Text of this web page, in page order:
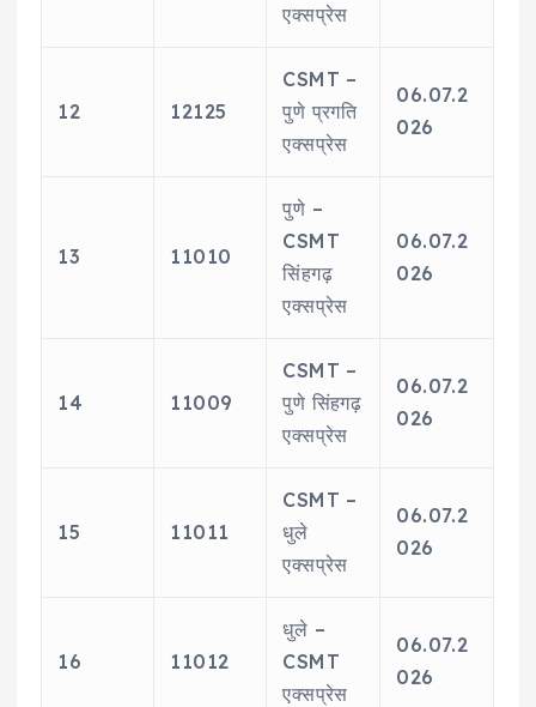
एक्सप्रेस
12 12125
CSMT –
पुणे प्रगति
एक्सप्रेस
06.07.2
026
13 11010
पुणे –
CSMT
सिंहगढ़
एक्सप्रेस
06.07.2
026
14 11009
CSMT –
पुणे सिंहगढ़
एक्सप्रेस
06.07.2
026
15 11011
CSMT –
धुले
एक्सप्रेस
06.07.2
026
16 11012
धुले –
CSMT
एक्सप्रेस
06.07.2
026